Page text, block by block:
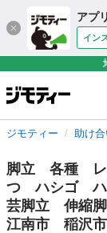
アプ
イン
ジモティー 助け
脚立 各種 レ
つ ハシゴ ハ
芸脚立 伸縮
江南市 稲沢